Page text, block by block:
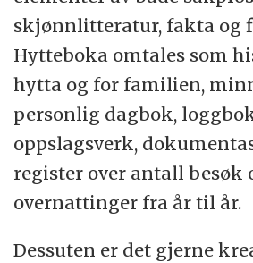
skjønnlitteratur, fakta og
Hytteboka omtales som
hytta og for familien,
personlig dagbok,
oppslagsverk,
register over antall besøk
overnattinger fra år til år.
Dessuten er det gjerne